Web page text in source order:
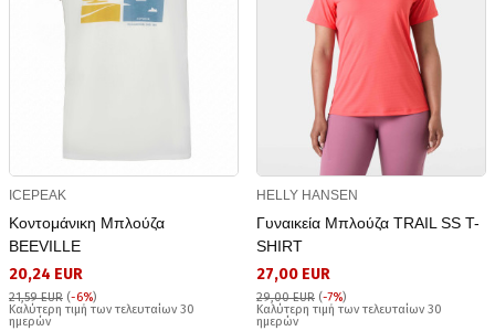
ICEPEAK
Κοντομάνικη Μπλούζα
BEEVILLE
20,24 EUR
21,59 EUR (-6%)
Καλύτερη τιμή των τελευταίων 30
ημερών
HELLY HANSEN
Γυναικεία Μπλούζα TRAIL SS T-
SHIRT
27,00 EUR
29,00 EUR (-7%)
Καλύτερη τιμή των τελευταίων 30
ημερών